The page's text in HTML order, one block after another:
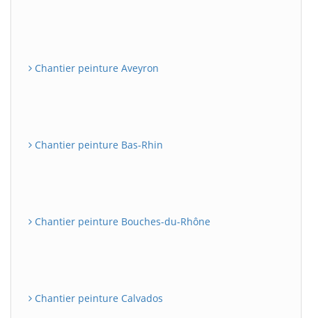
Chantier peinture Aveyron
Chantier peinture Bas-Rhin
Chantier peinture Bouches-du-Rhône
Chantier peinture Calvados